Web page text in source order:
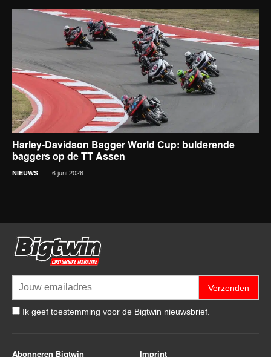
Harley-Davidson Bagger World Cup: bulderende
baggers op de TT Assen
NIEUWS 6 juni 2026
Verzenden
Ik geef toestemming voor de Bigtwin nieuwsbrief.
Abonneren Bigtwin Imprint